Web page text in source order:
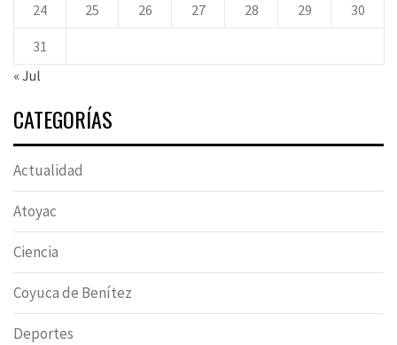
24 25 26 27 28 29 30
31
« Jul
CATEGORÍAS
Actualidad
Atoyac
Ciencia
Coyuca de Benítez
Deportes